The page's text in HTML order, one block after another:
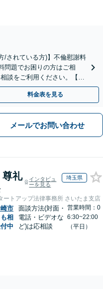
/されている方)】不倫慰謝料
問題でお困りの方はご相
談をご利用ください。【不
料金表を見る
メールでお問い合わせ
尊礼
インタビュ
ーを見る
埼玉県
ートアップ法律事務所 さいたま支店
市
相
中
面談方法(対面・
電話・ビデオな
ど)は応相談
営業時間：0
6:30~22:00
（平日）